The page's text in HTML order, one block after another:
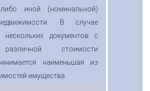
либо иной (номинальной)
В случае
нескольких документов с
стоимости
наименьшая из
имущества.